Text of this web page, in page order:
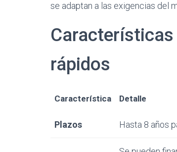
se adaptan a las exigencias del
rápidos
Característica Detalle
Plazos Hasta 8 años